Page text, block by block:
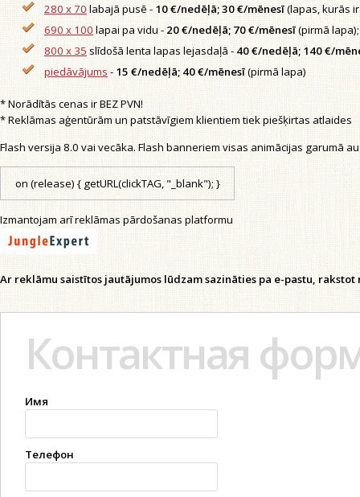
280 x 70 labajā pusē - 10 €/nedēļā; 30 €/mēnesī(lapas, kurās
690 x 100 lapai pa vidu - 20 €/nedēļā; 70 €/mēnesī(pirmā lapa);
800 x 35 slīdošā lenta lapas lejasdaļā - 40 €/nedēļā; 140 €/
piedāvājums- 15 €/nedēļā; 40 €/mēnesī(pirmā lapa)
* Norādītās cenas ir BEZ PVN!
* Reklāmas aģentūrām un patstāvīgiem klientiem tiek piešķirtas atlaides
Flash versija 8.0 vai vecāka. Flash banneriem visas animācijas garumā
on (release) { getURL(clickTAG, "_blank"); }
Izmantojam arī reklāmas pārdošanas platformu
Ar reklāmu saistītos jautājumos lūdzam sazināties pa e-pastu, rakstot
Контактная
Имя
Телефон